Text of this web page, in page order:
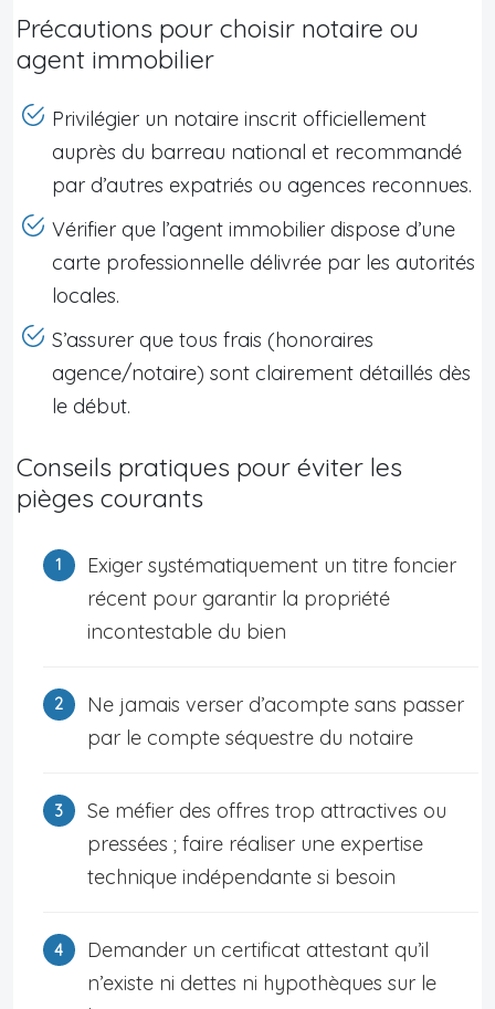
Précautions pour choisir notaire ou
agent immobilier
Privilégier un notaire inscrit officiellement
auprès du barreau national et recommandé
par d’autres expatriés ou agences reconnues.
Vérifier que l’agent immobilier dispose d’une
carte professionnelle délivrée par les autorités
locales.
S’assurer que tous frais (honoraires
agence/notaire) sont clairement détaillés dès
le début.
Conseils pratiques pour éviter les
pièges courants
Exiger systématiquement un titre foncier
récent pour garantir la propriété
incontestable du bien
Ne jamais verser d’acompte sans passer
par le compte séquestre du notaire
Se méfier des offres trop attractives ou
pressées ; faire réaliser une expertise
technique indépendante si besoin
Demander un certificat attestant qu’il
n’existe ni dettes ni hypothèques sur le